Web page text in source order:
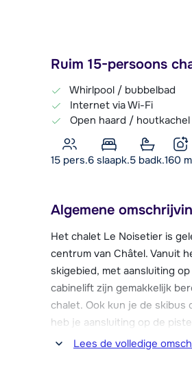
Ruim 15-persoons
Whirlpool / bubbelbad
Internet via Wi-Fi
Open haard / houtkachel
15 pers.6 slaapk.5 badk.160
Algemene
Het chalet Le Noisetier is
centrum van Châtel. Vanuit
skigebied, met aansluiting
cabinelift zijn gemakkelijk
chalet. Ook kun je de skibus
heb je aansluiting op de
frequent gedurende de hele
Lees de volledige